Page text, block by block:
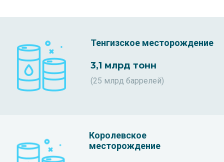
Тенгизское месторождение
3,1 млрд тонн
(25 млрд баррелей)
Королевское
месторождение